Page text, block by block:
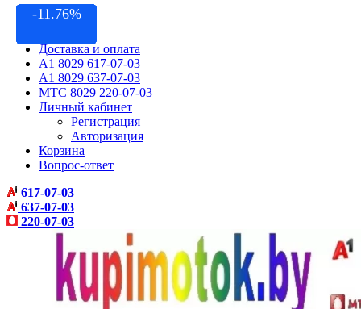
Контакты
Доставка и оплата
A1 8029 617-07-03
A1 8029 637-07-03
МТС 8029 220-07-03
Личный кабинет
Регистрация
Авторизация
Корзина
Вопрос-ответ
617-07-03
637-07-03
220-07-03
-13.04%
-16.66%
-11.90%
-8.33%
-3.80%
-11.76%